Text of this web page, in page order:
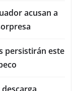
acusan a
persistirán este